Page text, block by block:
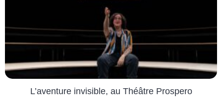
L’aventure invisible, au Théâtre Prospero